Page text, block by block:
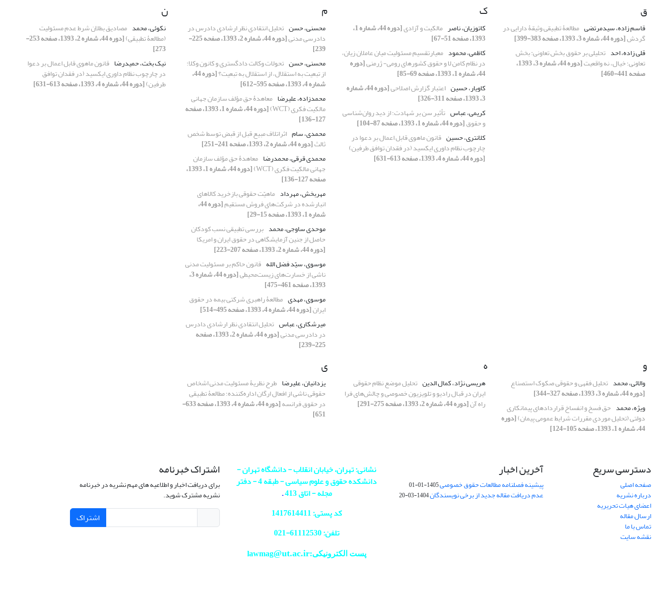
ق
قاسم زاده، سیدمرتضی مطالعۀ تطبیقی وثیقۀ دارایی در
گردش[دوره 44، شماره 3، 1393، صفحه 383-399]
قلی زاده، احد تحلیلی بر حقوق بخش تعاونی: بخش
تعاونی؛ خیال، نه واقعیت [دوره 44، شماره 3، 1393،
صفحه 441-460]
ک
کاتوزیان، ناصر مالکیت و آزادی [دوره 44، شماره 1،
1393، صفحه 51-67]
کاظمی، محمود معیارتقسیم مسئولیت میان عاملان زیان،
در نظام کامن لا و حقوق کشورهای رومی- ژرمنی[دوره
44، شماره 1، 1393، صفحه 69-85]
کاویار، حسین اعتبار گزارش اصلاحی [دوره 44، شماره
3، 1393، صفحه 311-326]
کریمی، عباس تأثیر سن بر شهادت؛ از دید روان‌شناسی
و حقوق[دوره 44، شماره 1، 1393، صفحه 87-104]
کلانتری، حسین قانون ماهوی قابل ‌اعمال بر دعوا در
چارچوب نظام داوری ایکسید (در فقدان توافق طرفین)
[دوره 44، شماره 4، 1393، صفحه 613-631]
م
محسنی، حسن تحلیل انتقادی نظر ارشادی دادرس در
دادرسی مدنی [دوره 44، شماره 2، 1393، صفحه 225-
239]
محسنی، حسن تحولات وکالت دادگستری و کانون وکلا؛
از تبعیت به استقلال، از استقلال به‌ تبعیت؟ [دوره 44،
شماره 4، 1393، صفحه 595-612]
محمدزاده، علیرضا معاهدۀ حق مؤلف سازمان جهانی
مالکیت فکری (WCT) [دوره 44، شماره 1، 1393، صفحه
127-136]
محمدی، سام اثراتلاف مبیع قبل از قبض توسط شخص
ثالث[دوره 44، شماره 2، 1393، صفحه 241-251]
محمدی قرقی، محمدرضا معاهدۀ حق مؤلف سازمان
جهانی مالکیت فکری (WCT) [دوره 44، شماره 1، 1393،
صفحه 127-136]
مهربخش، مهرداد ماهیّت حقوقی بازخرید کالاهای
انبارشده در شرکت‌های فروش مستقیم [دوره 44،
شماره 1، 1393، صفحه 15-29]
موحدی ساوجی، محمد بررسی تطبیقی نسب کودکان
حاصل از جنین آزمایشگاهی در حقوق ایران و امریکا
[دوره 44، شماره 2، 1393، صفحه 207-223]
موسوی، سیّد فضل الله قانون حاکم بر مسئولیت مدنی
ناشی از خسارت‌های زیست‌محیطی [دوره 44، شماره 3،
1393، صفحه 461-475]
موسوی، مهدی مطالعۀ راهبری شرکتی بیمه در حقوق
ایران[دوره 44، شماره 4، 1393، صفحه 495-514]
میرشکاری، عباس تحلیل انتقادی نظر ارشادی دادرس
در دادرسی مدنی [دوره 44، شماره 2، 1393، صفحه
225-239]
ن
نکوئی، محمد مصادیق بطلان شرط عدم مسئولیت
(مطالعۀ تطبیقی) [دوره 44، شماره 2، 1393، صفحه 253-
273]
نیک بخت، حمیدرضا قانون ماهوی قابل ‌اعمال بر دعوا
در چارچوب نظام داوری ایکسید (در فقدان توافق
طرفین)[دوره 44، شماره 4، 1393، صفحه 613-631]
و
والائی، محمد تحلیل فقهی و حقوقی صکوک استصناع
[دوره 44، شماره 3، 1393، صفحه 327-344]
ویژه، محمد حق فسخ و انفساخ قراردادهای پیمانکاری
دولتی (تحلیل موردی مقررات شرایط عمومی پیمان)[دوره
44، شماره 1، 1393، صفحه 105-124]
ه
هریسی نژاد، کمال الدین تحلیل موضع نظام حقوقی
ایران در قبال رادیو و تلویزیون خصوصی و چالش‌های فرا
راه آن[دوره 44، شماره 2، 1393، صفحه 275-291]
ی
یزدانیان، علیرضا طرح نظریۀ مسئولیت مدنی اشخاص
حقوقی ناشی از افعال ارگان اداره‌کننده؛ مطالعۀ تطبیقی
در حقوق فرانسه [دوره 44، شماره 4، 1393، صفحه 633-
651]
دسترسی سریع
صفحه اصلی
درباره نشریه
اعضای هیات تحریریه
ارسال مقاله
تماس با ما
نقشه سایت
آخرین اخبار
پیشینه فصلنامه مطالعات حقوق خصوصی1405-01-01
عدم دریافت مقاله جدید از برخی نویسندگان1404-03-20
نشانی: تهران، خیابان انقلاب - دانشگاه تهران -
دانشکده حقوق و علوم سیاسی - طبقه 4 - دفتر
مجله - اتاق 413
.
کد پستی: 1417614411
تلفن: 61112530-
021
پست الکترونیکی:lawmag@ut.ac.ir
اشتراک خبرنامه
برای دریافت اخبار و اطلاعیه های مهم نشریه در خبرنامه
نشریه مشترک شوید.
اشتراک